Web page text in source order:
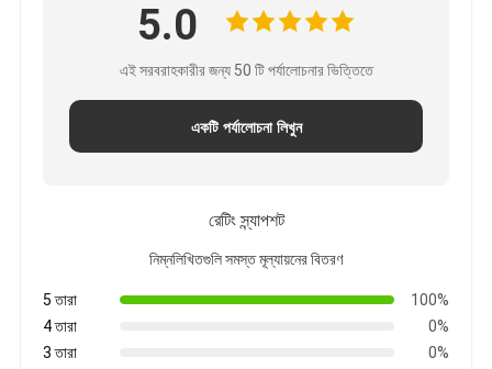
5.0
এই সরবরাহকারীর জন্য 50 টি পর্যালোচনার ভিত্তিতে
একটি পর্যালোচনা লিখুন
রেটিং স্ন্যাপশট
নিম্নলিখিতগুলি সমস্ত মূল্যায়নের বিতরণ
5 তারা
100%
4 তারা
0%
3 তারা
0%